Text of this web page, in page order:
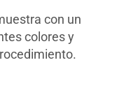
con un
colores y